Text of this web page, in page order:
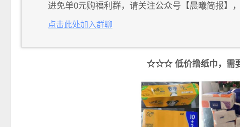
进免单0元购福利群，请关注公众号【晨曦简报】
点击此处加入群聊
☆☆☆ 低价撸纸巾，需